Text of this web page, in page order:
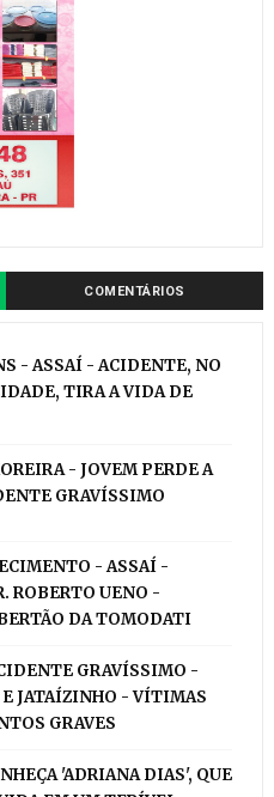
COMENTÁRIOS
- ASSAÍ - ACIDENTE, NO
TIRA A VIDA DE
- JOVEM PERDE A
GRAVÍSSIMO
- ASSAÍ -
ROBERTO UENO -
DA TOMODATI
GRAVÍSSIMO -
E JATAÍZINHO - VÍTIMAS
GRAVES
'ADRIANA DIAS', QUE